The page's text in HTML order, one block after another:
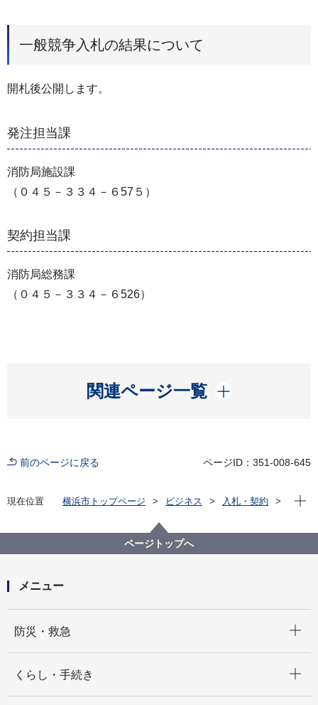
一般競争入札の結果について
開札後公開します。
発注担当課
消防局施設課
（０４５－３３４－６57５）
契約担当課
消防局総務課
（０４５－３３４－６526）
関連ページ一覧
開く
前のページに戻る ページID：351-008-645
現在位置 横浜市トップページ ビジネス
入札・契約
消防局
【消防局】市有財産への飲料自動販売機の設置（その
２）
現在
ページトップへ
メニュー
防災・救急
くらし・手続き